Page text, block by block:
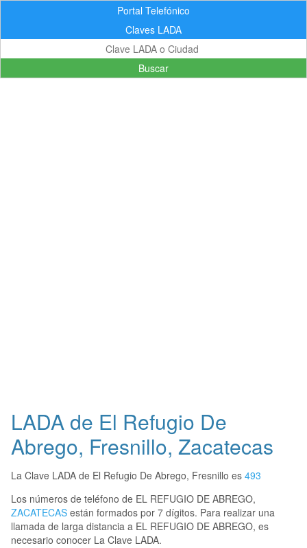
Portal Telefónico
Claves LADA
Buscar
LADA de El Refugio De
Abrego, Fresnillo, Zacatecas
La Clave LADA de El Refugio De Abrego, Fresnillo es 493
Los números de teléfono de EL REFUGIO DE ABREGO,
ZACATECAS están formados por 7 dígitos. Para realizar una
llamada de larga distancia a EL REFUGIO DE ABREGO, es
necesario conocer La Clave LADA.